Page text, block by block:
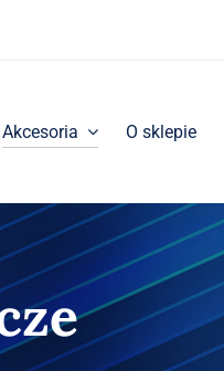
Akcesoria O sklepie